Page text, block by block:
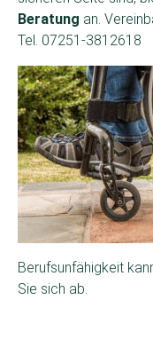
Beratung an.
Tel. 07251-3812618
Berufsunfähigkeit
Sie sich ab.